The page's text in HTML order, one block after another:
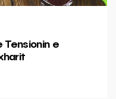
Tensionin e